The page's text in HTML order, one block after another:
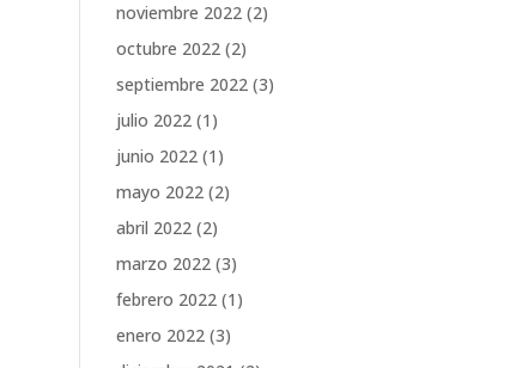
noviembre 2022 (2)
octubre 2022 (2)
septiembre 2022 (3)
julio 2022 (1)
junio 2022 (1)
mayo 2022 (2)
abril 2022 (2)
marzo 2022 (3)
febrero 2022 (1)
enero 2022 (3)